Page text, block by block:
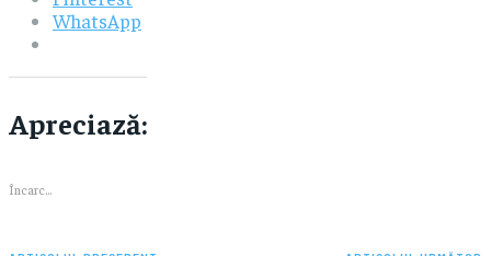
WhatsApp
Apreciază:
Încarc...